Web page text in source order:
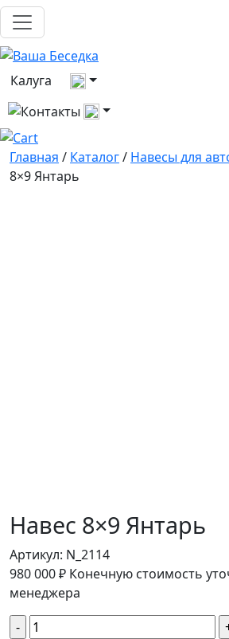
Калуга
Выберите город
Все контакты
Главная / Каталог/ Навесы для
8×9 Янтарь
Навес 8×9 Янтарь
Артикул: N_2114
980 000₽ Конечную стоимость
менеджера
Количество